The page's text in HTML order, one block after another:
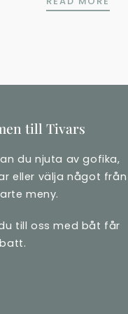
till Tivars
du njuta av gofika,
eller välja något från
meny.
till oss med båt får